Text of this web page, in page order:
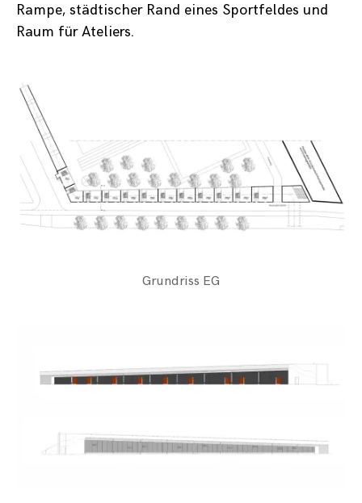
Rampe, städtischer Rand eines Sportfeldes und
Raum für Ateliers.
Grundriss EG